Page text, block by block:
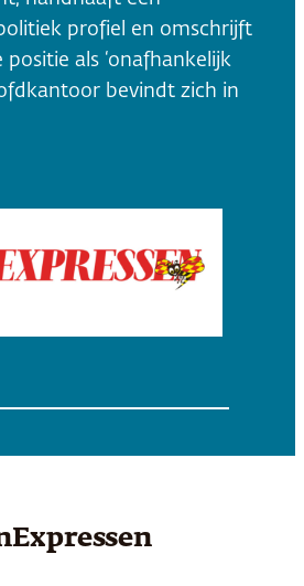
profiel en omschrijft
als ‘onafhankelijk
bevindt zich in
Expressen